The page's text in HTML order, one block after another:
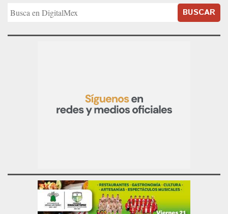
BUSCAR